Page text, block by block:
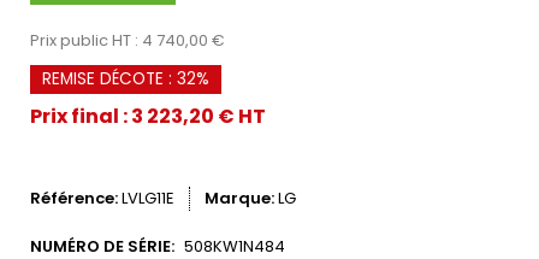
Prix public HT : 4 740,00 €
REMISE DÉCOTE : 32%
Prix final : 3 223,20 € HT
Référence LVLG11E Marque LG
NUMÉRO DE SÉRIE: 508KW1N484